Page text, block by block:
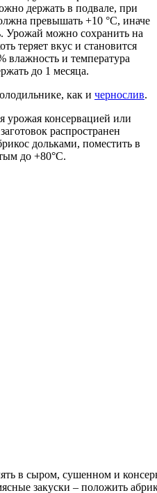
держать в подвале, при
превышать +10 °C, иначе
Урожай можно сохранить на
теряет вкус и становится
и температура
до 1 месяца.
как и чернослив.
урожая консервацией или
распространен
дольками, поместить в
до +80°C.
в сыром, сушенном и
закуски – положить